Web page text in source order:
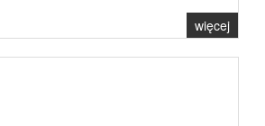
więcej